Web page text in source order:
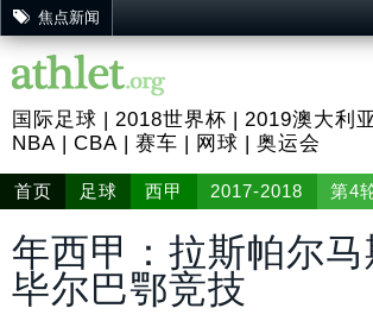
焦点新闻
国际足球 2018世界杯
2019澳大利
NBA
CBA 赛车 网球 奥运会
首页 足球 西甲 2017-2018 第4
年西甲： 拉斯帕尔
毕尔巴鄂竞技